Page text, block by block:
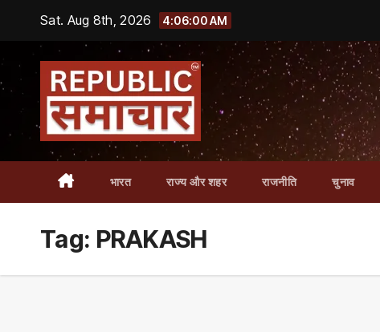
content
Sat. Aug 8th, 2026 4:06:01 AM
भारत राज्य और शहर राजनीति चुनाव
Tag: PRAKASH